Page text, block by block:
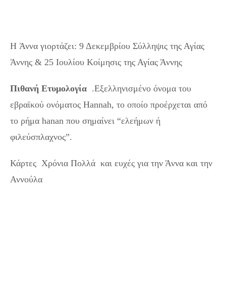
H Άννα γιορτάζει: 9 Δεκεμβρίου Σύλληψις της Αγίας
Άννης & 25 Ιουλίου Κοίμησις της Αγίας Άννης
Πιθανή Ετυμολογία .Εξελληνισμένο όνομα του
εβραϊκού ονόματος Hannah, το οποίο προέρχεται από
το ρήμα hanan που σημαίνει “ελεήμων ή
φιλεύσπλαχνος”.
Κάρτες Χρόνια Πολλά και ευχές για την Άννα και την
Αννούλα